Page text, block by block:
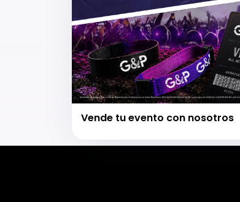
Vende tu evento con nosotros